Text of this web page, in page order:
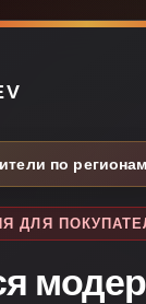
по регионам
ДЛЯ